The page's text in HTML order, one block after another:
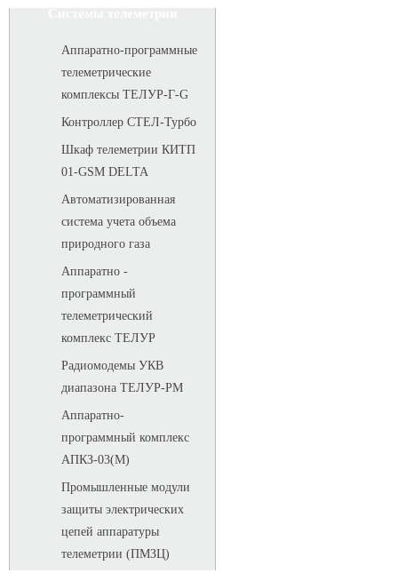
Аппаратно-программные
телеметрические
комплексы ТЕЛУР-Г-G
Контроллер СТЕЛ-Турбо
Шкаф телеметрии КИТП
01-GSM DELTA
Автоматизированная
система учета объема
природного газа
Аппаратно -
программный
телеметрический
комплекс ТЕЛУР
Радиомодемы УКВ
диапазона ТЕЛУР-РМ
Аппаратно-
программный комплекс
АПКЗ-03(М)
Промышленные модули
защиты электрических
цепей аппаратуры
телеметрии (ПМЗЦ)